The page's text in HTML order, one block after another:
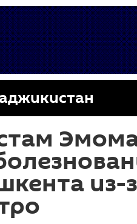
из-